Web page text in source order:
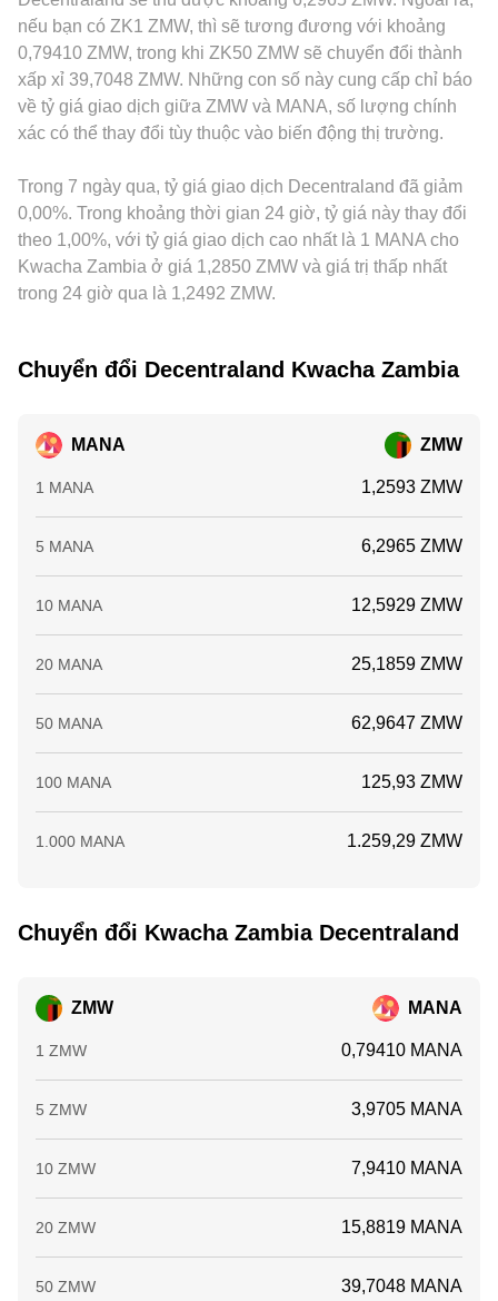
phương. Cuối cùng, các yếu tố kỹ thuật như funding rate
của hợp đồng tương lai MANA, đáo hạn quyền chọn (nơi có
niêm yết), chênh lệch basis giữa giao ngay và phái sinh,
cùng với dòng chảy của các ví lớn trên sàn và on‑chain,
thường gây nhiễu ngắn hạn lên conversion rate
MANA/ZMW.
giá theo USD/USDT rồi chuyển đổi sang ZMW dựa trên cặp
định giá tương ứng, hợp nhất thành một mức conversion
rate tham chiếu. Về số học đơn giản, Giá trị ZMW = Số
lượng MANA × conversion rate, và Số lượng MANA = Giá trị
ZMW / conversion rate; các phí giao dịch và trượt giá (nếu
có) sẽ khiến giá trị thực nhận chênh so với tính toán lý
USD (basis) sẽ truyền vào conversion rate MANA/ZMW.
Khác biệt địa lý và quy định — như giờ hoạt động của kênh
nạp rút ZMW, chi phí chuyển đổi nội tệ, yêu cầu tuân thủ địa
phương — cũng có thể tạo “premium” hoặc “discount” cục
bộ. Hoạt động arbitrage giữa các sàn giúp thu hẹp chênh
lệch, nhưng không triệt để do hạn chế về tốc độ chuyển tài
khiến conversion rate MANA/ZMW vẫn có thể sai khác trong
ngắn hạn.
nếu bạn có ZK1 ZMW, thì sẽ tương đương với khoảng
0,79410 ZMW, trong khi ZK50 ZMW sẽ chuyển đổi thành
xấp xỉ 39,7048 ZMW. Những con số này cung cấp chỉ báo
về tỷ giá giao dịch giữa ZMW và MANA, số lượng chính
xác có thể thay đổi tùy thuộc vào biến động thị trường.
Trong 7 ngày qua, tỷ giá giao dịch Decentraland đã giảm
0,00%. Trong khoảng thời gian 24 giờ, tỷ giá này thay đổi
theo 1,00%, với tỷ giá giao dịch cao nhất là 1 MANA cho
Kwacha Zambia ở giá 1,2850 ZMW và giá trị thấp nhất
trong 24 giờ qua là 1,2492 ZMW.
Chuyển đổi Decentraland Kwacha Zambia
MANA ZMW
1 MANA 1,2593 ZMW
5 MANA 6,2965 ZMW
10 MANA 12,5929 ZMW
20 MANA 25,1859 ZMW
50 MANA 62,9647 ZMW
100 MANA 125,93 ZMW
1.000 MANA 1.259,29 ZMW
Chuyển đổi Kwacha Zambia Decentraland
ZMW MANA
1 ZMW 0,79410 MANA
5 ZMW 3,9705 MANA
10 ZMW 7,9410 MANA
20 ZMW 15,8819 MANA
50 ZMW 39,7048 MANA